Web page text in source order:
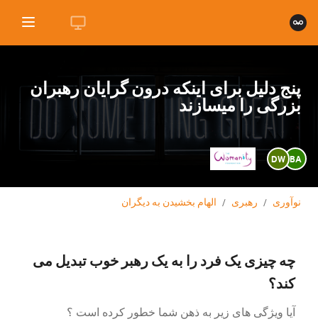
پنج دلیل برای اینکه درون گرایان رهبران
بزرگی را میسازند
BA
DW
نوآوری / رهبری / الهام بخشیدن به دیگران
چه چیزی یک فرد را به یک رهبر خوب تبدیل می
کند؟
آیا ویژگی های زیر به ذهن شما خطور کرده است ؟